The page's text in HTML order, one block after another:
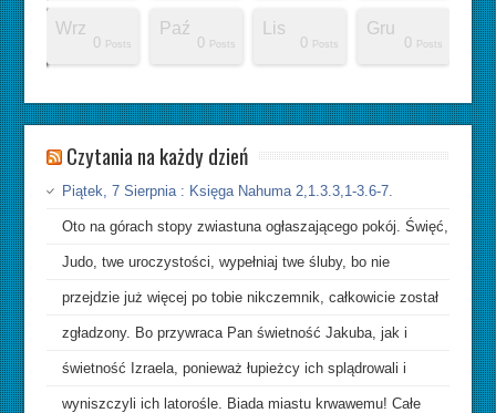
Wrz
0 Posts
Paź
0 Posts
Lis
0 Posts
Gru
0 Posts
7 Posts
Posts
9 Posts
4 Posts
6 Posts
4 Posts
8 Posts
7 Posts
Posts
Posts
Posts
Posts
3 Posts
3 Posts
0 Posts
0 Posts
0 Posts
Czytania na każdy dzień
Piątek, 7 Sierpnia : Księga Nahuma 2,1.3.3,1-3.6-7.
Oto na górach stopy zwiastuna ogłaszającego pokój. Święć,
Judo, twe uroczystości, wypełniaj twe śluby, bo nie
przejdzie już więcej po tobie nikczemnik, całkowicie został
zgładzony. Bo przywraca Pan świetność Jakuba, jak i
świetność Izraela, ponieważ łupieżcy ich splądrowali i
wyniszczyli ich latorośle. Biada miastu krwawemu! Całe